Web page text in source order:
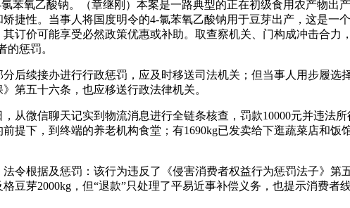
氧乙酸钠。（章继刚）本案是一路典型的正在初级食用农产物出
捷性。当事人将国度明令的4-氯苯氧乙酸钠用于豆芽出产，这是一
订价可能享受必然政策优惠或补助。取查察机关、门构成冲击合力
的惩罚。
续接办进行行政惩罚，应及时移送司法机关；但当事人用步履选
第五十六条，也应移送行政法律机关。
微信聊天记实到物流消息进行全链条核查，罚款10000元并违法
提下，到终端的养老机构食堂；有1690kg已发卖给下逛蔬菜店和
根据及惩罚：该行为违反了《侵害消费者权益行为惩罚法子》第
豆芽2000kg，但“退款”只处理了平易近事补偿义务，也提示消费